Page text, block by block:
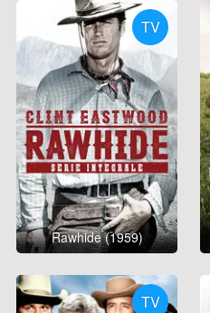
TV
Rawhide (1959)
TV